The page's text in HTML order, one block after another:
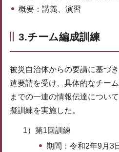
概要：講義、演習
3.チーム編成訓練
被災自治体からの要請に基づ
遣要請を受け、具体的なチー
までの一連の情報伝達につい
擬訓練を実施した。
1）第1回訓練
期間：令和2年9月3